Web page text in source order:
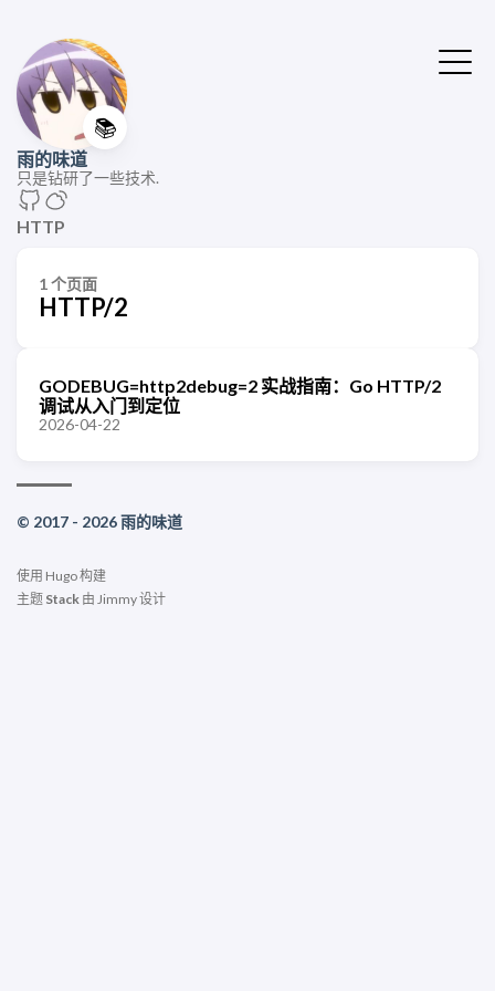
📚
雨的味道
只是钻研了一些技术.
HTTP
1 个页面
HTTP/2
GODEBUG=http2debug=2 实战指南：Go HTTP/2
调试从入门到定位
2026-04-22
© 2017 - 2026 雨的味道
使用 Hugo构建
主题 Stack 由 Jimmy设计